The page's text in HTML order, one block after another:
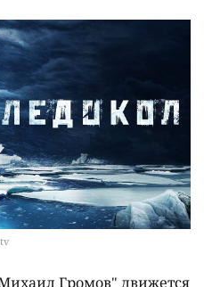
Громов" движется